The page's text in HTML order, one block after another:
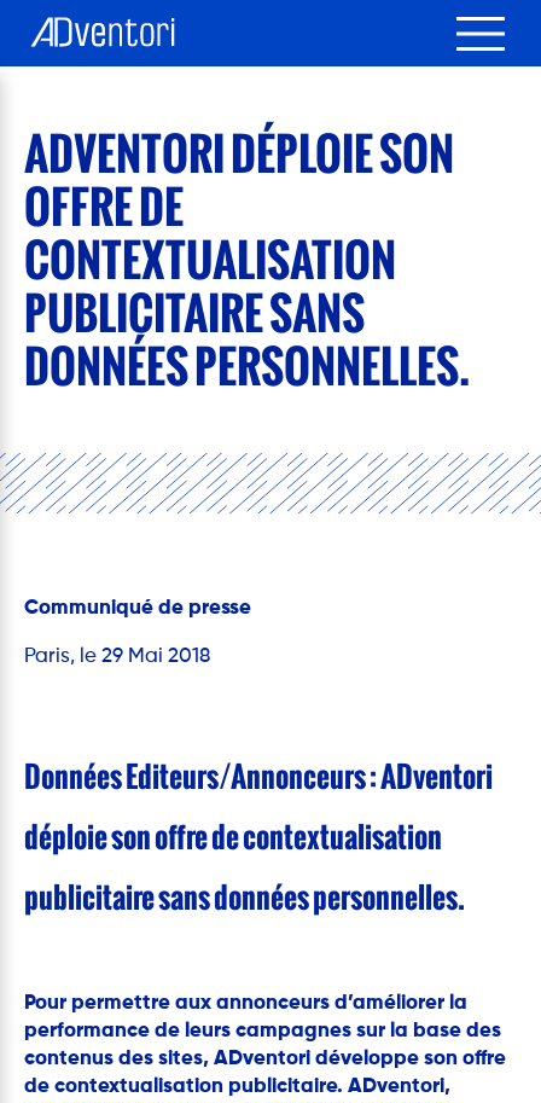
ADVENTORI DÉPLOIE SON
OFFRE DE
CONTEXTUALISATION
PUBLICITAIRE SANS
DONNÉES PERSONNELLES.
Communiqué de presse
Paris, le 29 Mai 2018
Données Editeurs/Annonceurs : ADventori
déploie son offre de contextualisation
publicitaire sans données personnelles.
Pour permettre aux annonceurs d’améliorer la
performance de leurs campagnes sur la base des
contenus des sites, ADventori développe son offre
de contextualisation publicitaire. ADventori,